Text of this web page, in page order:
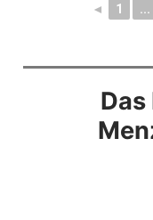
◄ 1 ...
Das